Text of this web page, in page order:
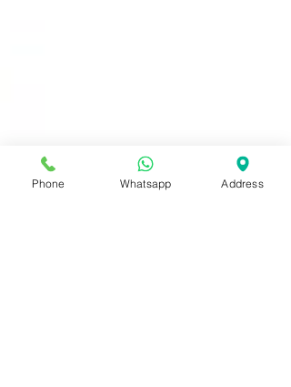
Phone Whatsapp Address